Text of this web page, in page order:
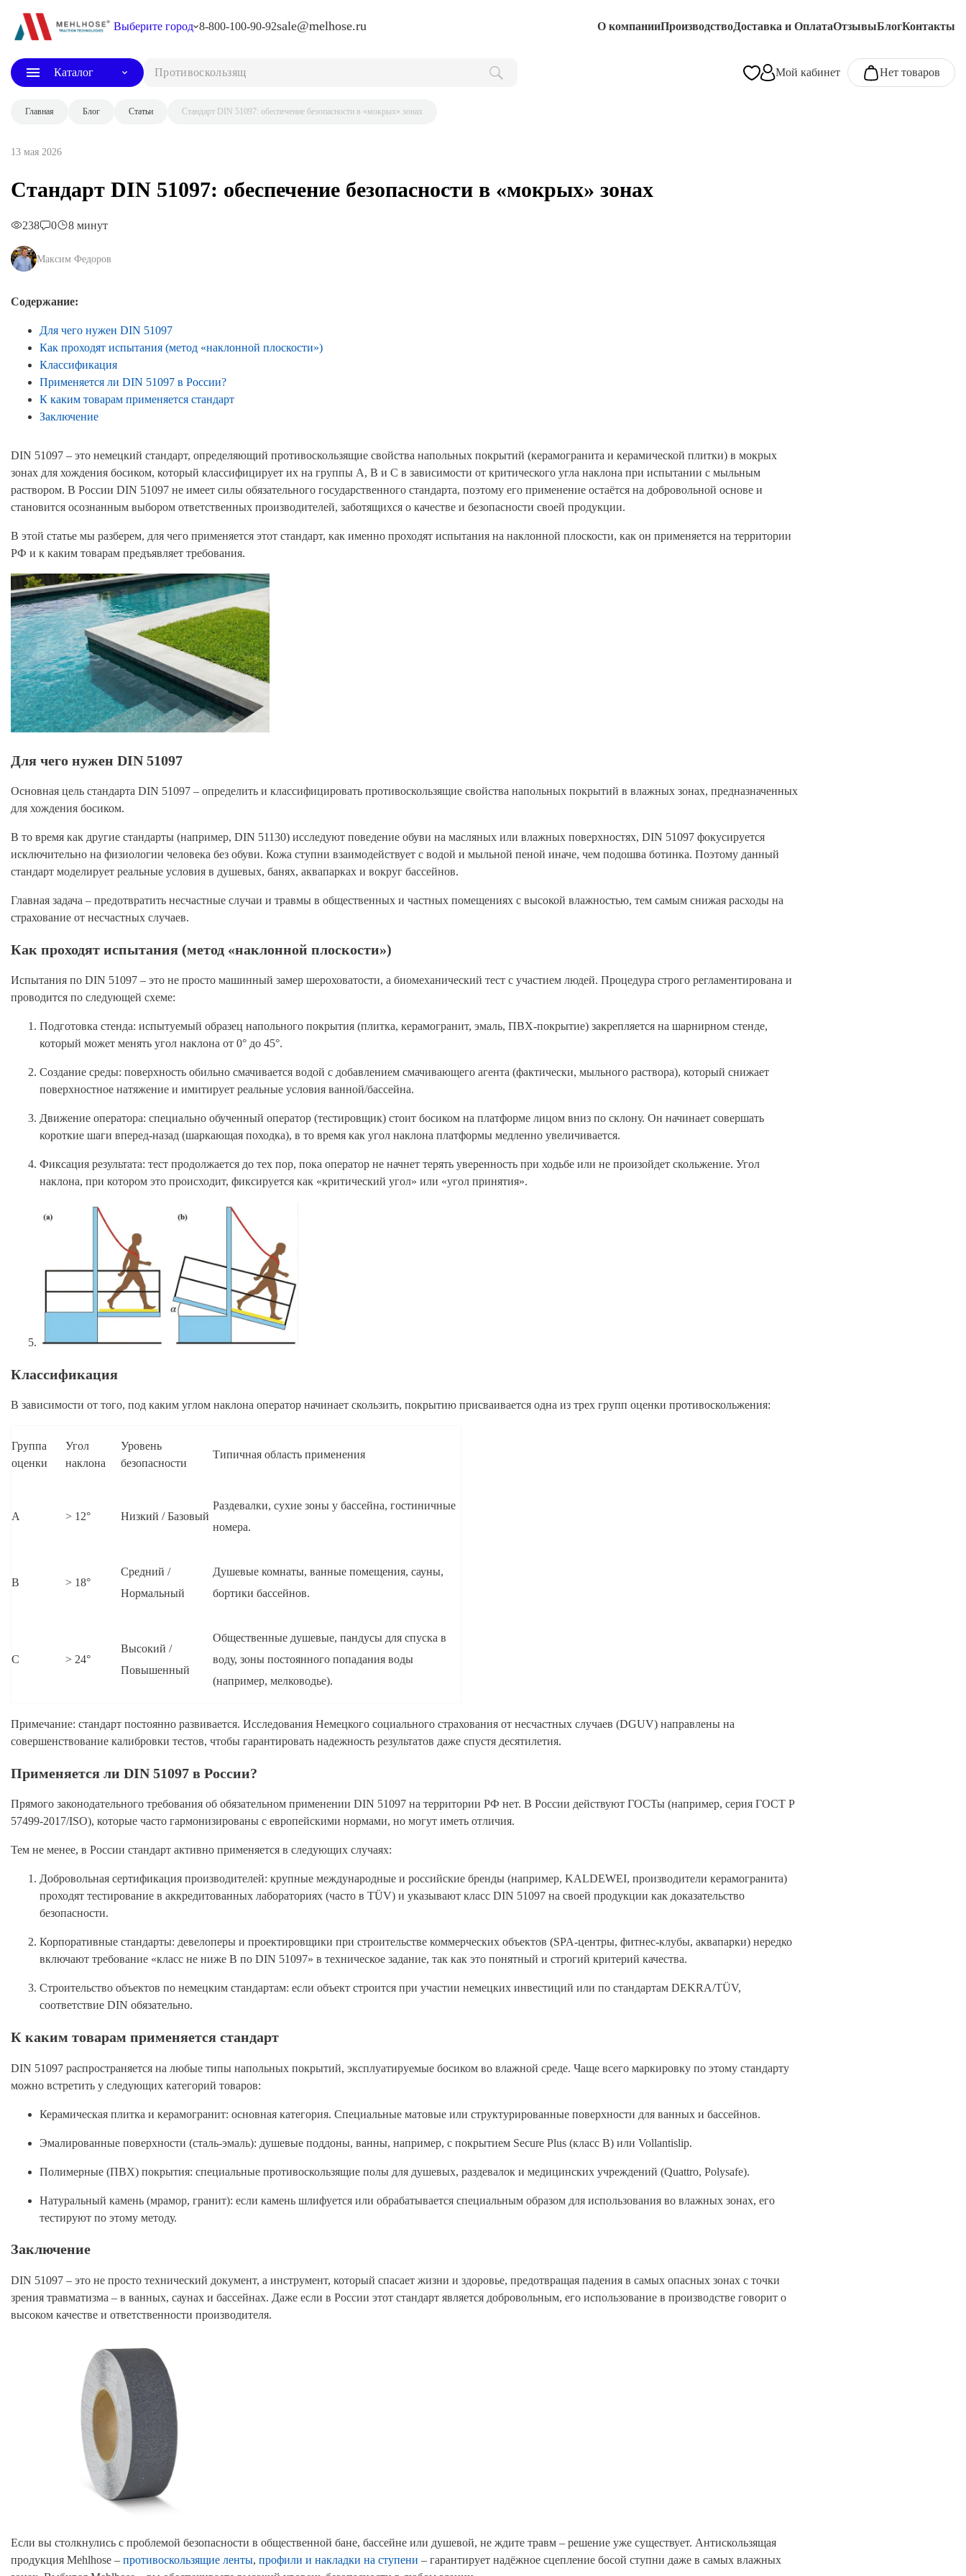
Выберите город 8-800-100-90-92sale@melhose.ru О компанииПроизводствоДоставка и ОплатаОтзывыБлогКонтакты
Каталог Мой кабинет Нет товаров
Главная Блог Статьи Стандарт DIN 51097: обеспечение безопасности в «мокрых» зонах
13 мая 2026
Стандарт DIN 51097: обеспечение безопасности в «мокрых» зонах
238 0 8 минут
Максим Федоров
Содержание:
Для чего нужен DIN 51097
Как проходят испытания (метод «наклонной плоскости»)
Классификация
Применяется ли DIN 51097 в России?
К каким товарам применяется стандарт
Заключение
DIN 51097 – это немецкий стандарт, определяющий противоскользящие свойства напольных покрытий (керамогранита и керамической плитки) в мокрых
зонах для хождения босиком, который классифицирует их на группы A, B и C в зависимости от критического угла наклона при испытании с мыльным
раствором. В России DIN 51097 не имеет силы обязательного государственного стандарта, поэтому его применение остаётся на добровольной основе и
становится осознанным выбором ответственных производителей, заботящихся о качестве и безопасности своей продукции.
В этой статье мы разберем, для чего применяется этот стандарт, как именно проходят испытания на наклонной плоскости, как он применяется на территории
РФ и к каким товарам предъявляет требования.
Для чего нужен DIN 51097
Основная цель стандарта DIN 51097 – определить и классифицировать противоскользящие свойства напольных покрытий в влажных зонах, предназначенных
для хождения босиком.
В то время как другие стандарты (например, DIN 51130) исследуют поведение обуви на масляных или влажных поверхностях, DIN 51097 фокусируется
исключительно на физиологии человека без обуви. Кожа ступни взаимодействует с водой и мыльной пеной иначе, чем подошва ботинка. Поэтому данный
стандарт моделирует реальные условия в душевых, банях, аквапарках и вокруг бассейнов.
Главная задача – предотвратить несчастные случаи и травмы в общественных и частных помещениях с высокой влажностью, тем самым снижая расходы на
страхование от несчастных случаев.
Как проходят испытания (метод «наклонной плоскости»)
Испытания по DIN 51097 – это не просто машинный замер шероховатости, а биомеханический тест с участием людей. Процедура строго регламентирована и
проводится по следующей схеме:
Подготовка стенда: испытуемый образец напольного покрытия (плитка, керамогранит, эмаль, ПВХ-покрытие) закрепляется на шарнирном стенде,
который может менять угол наклона от 0° до 45°.
Создание среды: поверхность обильно смачивается водой с добавлением смачивающего агента (фактически, мыльного раствора), который снижает
поверхностное натяжение и имитирует реальные условия ванной/бассейна.
Движение оператора: специально обученный оператор (тестировщик) стоит босиком на платформе лицом вниз по склону. Он начинает совершать
короткие шаги вперед-назад (шаркающая походка), в то время как угол наклона платформы медленно увеличивается.
Фиксация результата: тест продолжается до тех пор, пока оператор не начнет терять уверенность при ходьбе или не произойдет скольжение. Угол
наклона, при котором это происходит, фиксируется как «критический угол» или «угол принятия».
Классификация
В зависимости от того, под каким углом наклона оператор начинает скользить, покрытию присваивается одна из трех групп оценки противоскольжения:
Группа
оценки
Угол
наклона
Уровень
безопасности
Типичная область применения
A > 12° Низкий / Базовый
Раздевалки, сухие зоны у бассейна, гостиничные
номера.
B > 18°
Средний /
Нормальный
Душевые комнаты, ванные помещения, сауны,
бортики бассейнов.
C > 24°
Высокий /
Повышенный
Общественные душевые, пандусы для спуска в
воду, зоны постоянного попадания воды
(например, мелководье).
Примечание: стандарт постоянно развивается. Исследования Немецкого социального страхования от несчастных случаев (DGUV) направлены на
совершенствование калибровки тестов, чтобы гарантировать надежность результатов даже спустя десятилетия.
Применяется ли DIN 51097 в России?
Прямого законодательного требования об обязательном применении DIN 51097 на территории РФ нет. В России действуют ГОСТы (например, серия ГОСТ Р
57499-2017/ISO), которые часто гармонизированы с европейскими нормами, но могут иметь отличия.
Тем не менее, в России стандарт активно применяется в следующих случаях:
Добровольная сертификация производителей: крупные международные и российские бренды (например, KALDEWEI, производители керамогранита)
проходят тестирование в аккредитованных лабораториях (часто в TÜV) и указывают класс DIN 51097 на своей продукции как доказательство
безопасности.
Корпоративные стандарты: девелоперы и проектировщики при строительстве коммерческих объектов (SPA-центры, фитнес-клубы, аквапарки) нередко
включают требование «класс не ниже B по DIN 51097» в техническое задание, так как это понятный и строгий критерий качества.
Строительство объектов по немецким стандартам: если объект строится при участии немецких инвестиций или по стандартам DEKRA/TÜV,
соответствие DIN обязательно.
К каким товарам применяется стандарт
DIN 51097 распространяется на любые типы напольных покрытий, эксплуатируемые босиком во влажной среде. Чаще всего маркировку по этому стандарту
можно встретить у следующих категорий товаров:
Керамическая плитка и керамогранит: основная категория. Специальные матовые или структурированные поверхности для ванных и бассейнов.
Эмалированные поверхности (сталь-эмаль): душевые поддоны, ванны, например, с покрытием Secure Plus (класс B) или Vollantislip.
Полимерные (ПВХ) покрытия: специальные противоскользящие полы для душевых, раздевалок и медицинских учреждений (Quattro, Polysafe).
Натуральный камень (мрамор, гранит): если камень шлифуется или обрабатывается специальным образом для использования во влажных зонах, его
тестируют по этому методу.
Заключение
DIN 51097 – это не просто технический документ, а инструмент, который спасает жизни и здоровье, предотвращая падения в самых опасных зонах с точки
зрения травматизма – в ванных, саунах и бассейнах. Даже если в России этот стандарт является добровольным, его использование в производстве говорит о
высоком качестве и ответственности производителя.
Если вы столкнулись с проблемой безопасности в общественной бане, бассейне или душевой, не ждите травм – решение уже существует. Антискользящая
продукция Mehlhose – противоскользящие ленты, профили и накладки на ступени – гарантирует надёжное сцепление босой ступни даже в самых влажных